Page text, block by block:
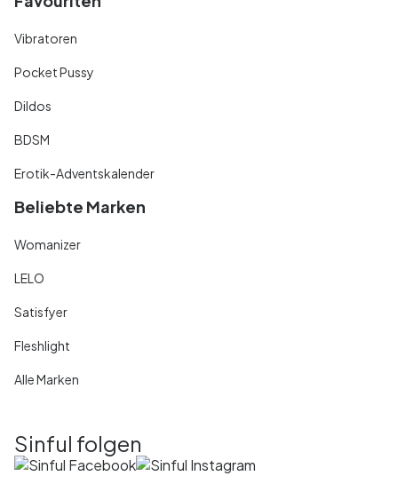
Vibratoren
Pocket Pussy
Dildos
BDSM
Erotik-Adventskalender
Beliebte Marken
Womanizer
LELO
Satisfyer
Fleshlight
Alle Marken
Sinful folgen